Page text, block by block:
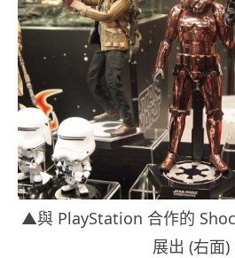
▲與 PlayStation 合作的
展出 (右面)